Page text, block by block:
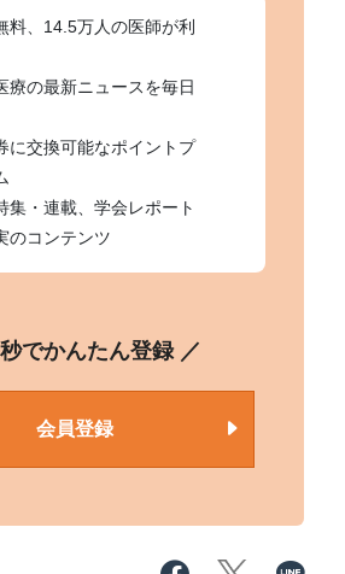
料、14.5万人の医師が利
療の最新ニュースを毎日
に交換可能なポイントプ
集・連載、学会レポート
のコンテンツ
でかんたん登録 ／
会員登録